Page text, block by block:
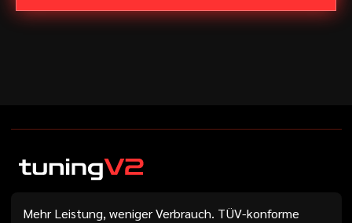
Mehr Leistung, weniger Verbrauch. TÜV-konforme